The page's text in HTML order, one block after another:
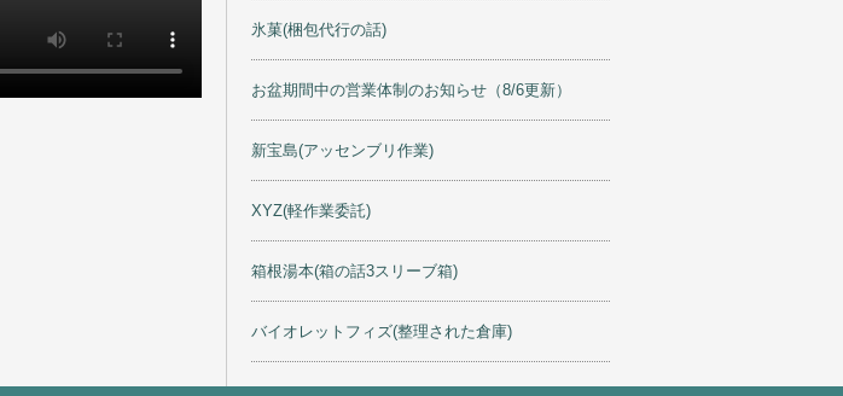
Agility(短納期の話)
氷菓(梱包代行の話)
お盆期間中の営業体制のお知らせ（8/6更新）
新宝島(アッセンブリ作業)
XYZ(軽作業委託)
箱根湯本(箱の話3スリーブ箱)